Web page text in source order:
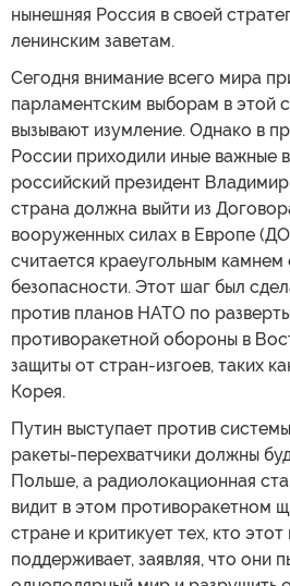
нынешняя Россия в своей
ленинским заветам.
Сегодня внимание всего мира
парламентским выборам в этой
вызывают изумление. Однако в
России приходили иные важные
российский президент
страна должна выйти из
вооруженных силах в Европе
считается краеугольным
безопасности. Этот шаг был
против планов НАТО по
противоракетной обороны в
защиты от стран-изгоев, таких
Корея.
Путин выступает против
ракеты-перехватчики должны
Польше, а радиолокационная
видит в этом противоракетном
стране и критикует тех, кто
поддерживает, заявляя, что они